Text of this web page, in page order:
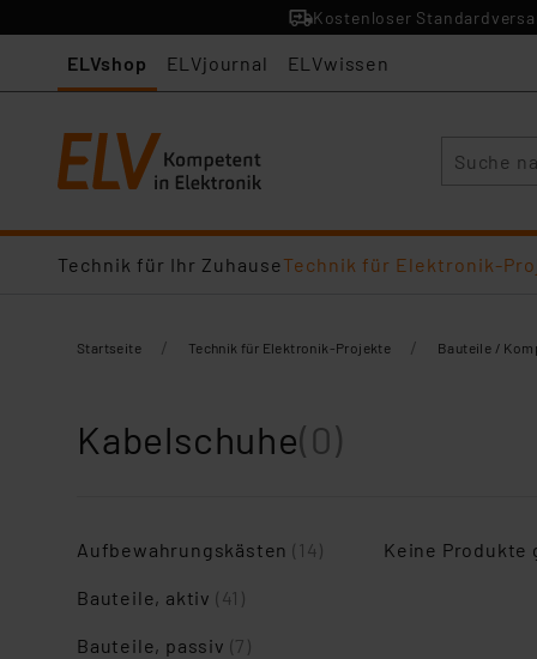
Kostenloser
ELVshop ELVjournal ELVwissen
Technik für Ihr ZuhauseTechnik für Elektronik-
Startseite / Technik für Elektronik-Projekte / Bauteile /
Kabelschuhe(0)
Aufbewahrungskästen(14)
Bauteile, aktiv (41)
Bauteile, passiv (7)
Keine Produkte